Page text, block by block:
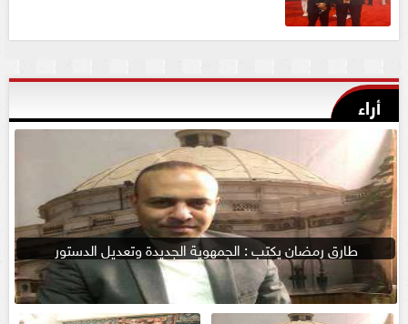
أراء
طارق رمضان يكتب : الجمهوية الجديدة وتعديل الدستور